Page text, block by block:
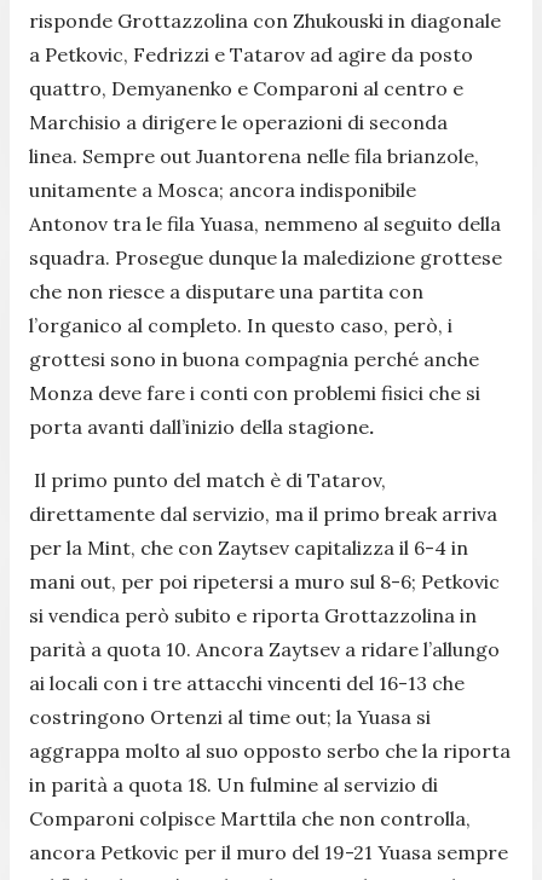
risponde Grottazzolina con Zhukouski in diagonale
a Petkovic, Fedrizzi e Tatarov ad agire da posto
quattro, Demyanenko e Comparoni al centro e
Marchisio a dirigere le operazioni di seconda
linea. Sempre out Juantorena nelle fila brianzole,
unitamente a Mosca; ancora indisponibile
Antonov tra le fila Yuasa, nemmeno al seguito della
squadra. Prosegue dunque la maledizione grottese
che non riesce a disputare una partita con
l’organico al completo. In questo caso, però, i
grottesi sono in buona compagnia perché anche
Monza deve fare i conti con problemi fisici che si
porta avanti dall’inizio della stagione.
Il primo punto del match è di Tatarov,
direttamente dal servizio, ma il primo break arriva
per la Mint, che con Zaytsev capitalizza il 6-4 in
mani out, per poi ripetersi a muro sul 8-6; Petkovic
si vendica però subito e riporta Grottazzolina in
parità a quota 10. Ancora Zaytsev a ridare l’allungo
ai locali con i tre attacchi vincenti del 16-13 che
costringono Ortenzi al time out; la Yuasa si
aggrappa molto al suo opposto serbo che la riporta
in parità a quota 18. Un fulmine al servizio di
Comparoni colpisce Marttila che non controlla,
ancora Petkovic per il muro del 19-21 Yuasa sempre